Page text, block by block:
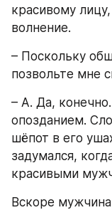
красивому
волнение.
– Поскольку
позвольте мне
– А. Да,
опозданием.
шёпот в его
задумался,
красивыми
Вскоре